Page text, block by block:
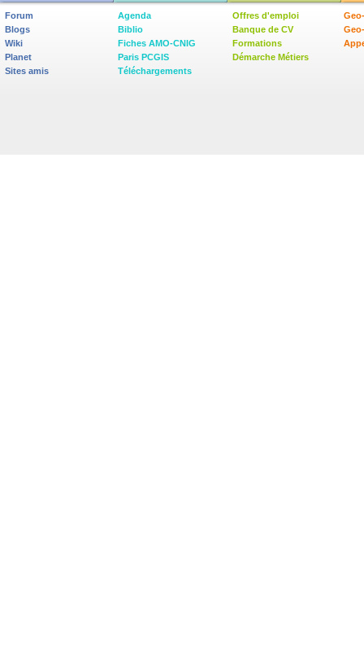
Forum
Blogs
Wiki
Planet
Sites amis
Agenda
Biblio
Fiches AMO-CNIG
Paris PCGIS
Téléchargements
Offres d'emploi
Banque de CV
Formations
Démarche Métiers